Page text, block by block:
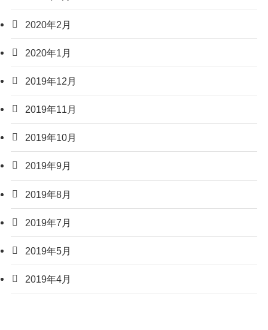
2020年2月
2020年1月
2019年12月
2019年11月
2019年10月
2019年9月
2019年8月
2019年7月
2019年5月
2019年4月